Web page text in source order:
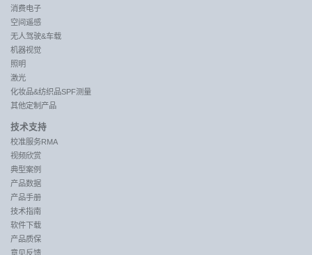
消费电子
空间遥感
无人驾驶&车载
机器视觉
照明
激光
化妆品&纺织品SPF测量
其他定制产品
技术支持
校准服务RMA
视频欣赏
典型案例
产品数据
产品手册
技术指南
软件下载
产品质保
意见反馈